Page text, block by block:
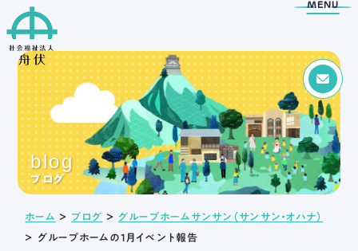
Menu トップページ
舟伏の取り組み
生活訓練はばたき
支援センター
工房はばたき
舟伏について
ご挨拶
法人概要
MENU
blog
ブログ
ホーム ＞ ブログ ＞ グループホームサンサン（サンサン・オハナ）
＞
グループホームの1月イベント報告